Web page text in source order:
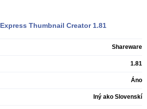
Express Thumbnail Creator 1.81
Shareware
1.81
Áno
Iný ako Slovenskí